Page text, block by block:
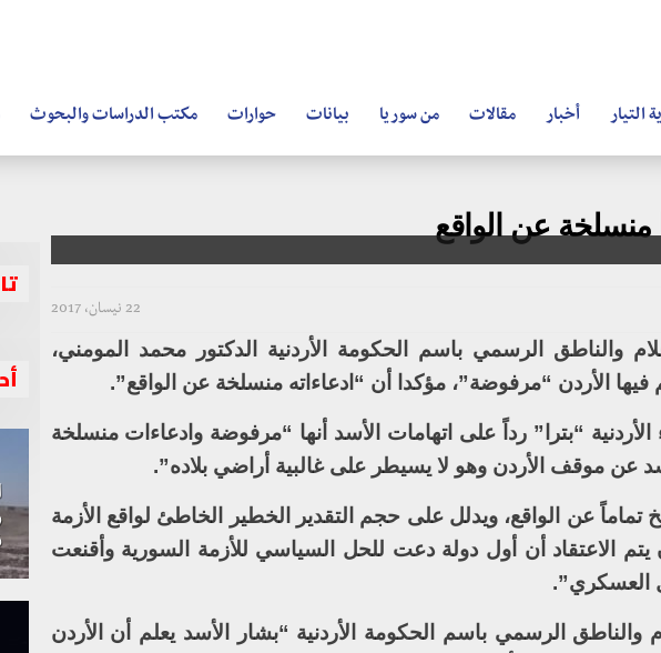
التيار أخبار مقالات من سوريا بيانات حوارات مكتب الدراسات والبحوث
منسلخة عن الواقع
22 نيسان، 2017
والناطق الرسمي باسم الحكومة الأردنية الدكتور محمد المومني،
الأردن “مرفوضة”، مؤكدا أن “ادعاءاته منسلخة عن الواقع”.
الأردنية “بترا” رداً على اتهامات الأسد أنها “مرفوضة وادعاءات منسلخة
موقف الأردن وهو لا يسيطر على غالبية أراضي بلاده”.
عن الواقع، ويدلل على حجم التقدير الخطير الخاطئ لواقع الأزمة
الاعتقاد أن أول دولة دعت للحل السياسي للأزمة السورية وأقنعت
العسكري”.
والناطق الرسمي باسم الحكومة الأردنية “بشار الأسد يعلم أن الأردن